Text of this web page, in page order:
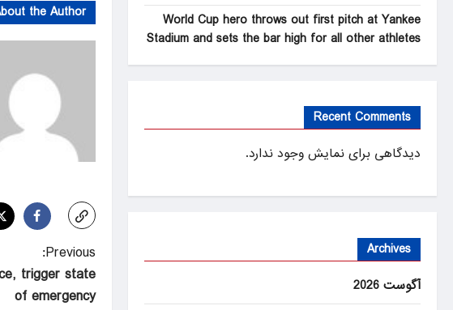
the Author
P
o
Previous:
trigger state
of emergency
World Cup hero throws out first pitch at Yankee
Stadium and sets the bar high for all other athletes
Recent Comments
دیدگاهی برای نمایش وجود ندارد.
Archives
آگوست 2026